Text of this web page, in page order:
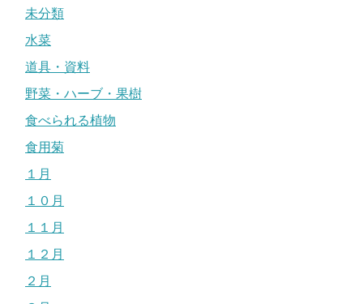
未分類
水菜
道具・資料
野菜・ハーブ・果樹
食べられる植物
食用菊
１月
１０月
１１月
１２月
２月